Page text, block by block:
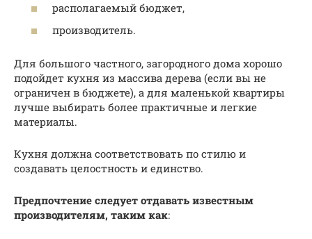
располагаемый бюджет,
производитель.
Для большого частного, загородного дома хорошо
подойдет кухня из массива дерева (если вы не
ограничен в бюджете), а для маленькой квартиры
лучше выбирать более практичные и легкие
материалы.
Кухня должна соответствовать по стилю и
создавать целостность и единство.
Предпочтение следует отдавать известным
производителям, таким как: